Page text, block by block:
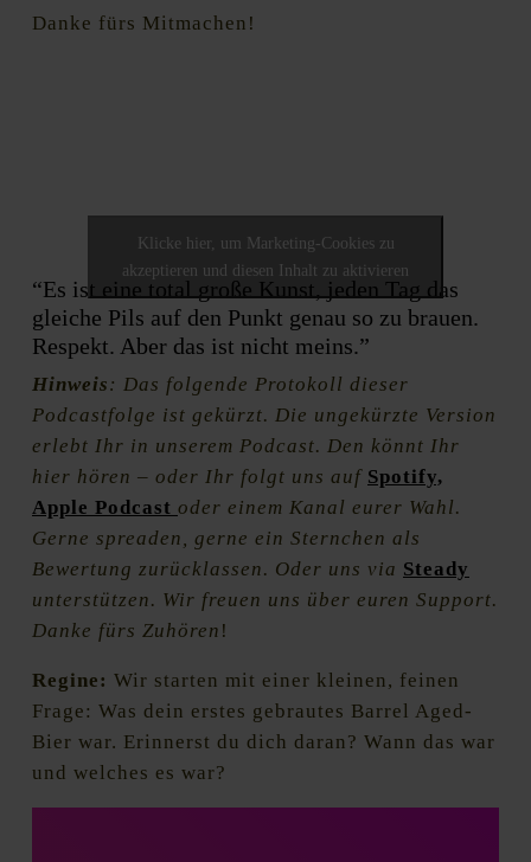
Danke fürs Mitmachen!
Klicke hier, um Marketing-Cookies zu
akzeptieren und diesen Inhalt zu aktivieren
“Es ist eine total große Kunst, jeden Tag das
gleiche Pils auf den Punkt genau so zu brauen.
Respekt. Aber das ist nicht meins.”
Hinweis: Das folgende Protokoll dieser
Podcastfolge ist gekürzt. Die ungekürzte Version
erlebt Ihr in unserem Podcast. Den könnt Ihr
hier hören – oder Ihr folgt uns auf Spotify,
Apple Podcast oder einem Kanal eurer Wahl.
Gerne spreaden, gerne ein Sternchen als
Bewertung zurücklassen. Oder uns via Steady
unterstützen. Wir freuen uns über euren Support.
Danke fürs Zuhören !
Regine: Wir starten mit einer kleinen, feinen
Frage: Was dein erstes gebrautes Barrel Aged-
Bier war. Erinnerst du dich daran? Wann das war
und welches es war?